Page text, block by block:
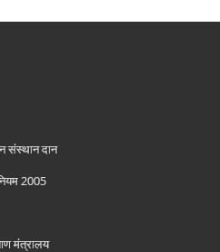
संस्थान दान
2005
मंत्रालय